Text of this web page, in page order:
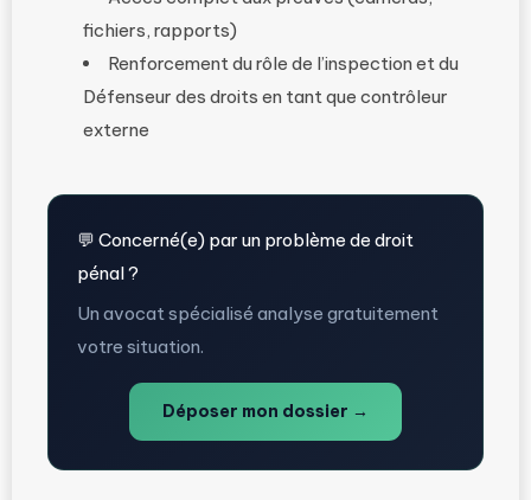
fichiers, rapports)
Renforcement du rôle de l’inspection et du
Défenseur des droits en tant que contrôleur
externe
💬 Concerné(e) par un problème de droit
pénal ?
Un avocat spécialisé analyse gratuitement
votre situation.
Déposer mon dossier →